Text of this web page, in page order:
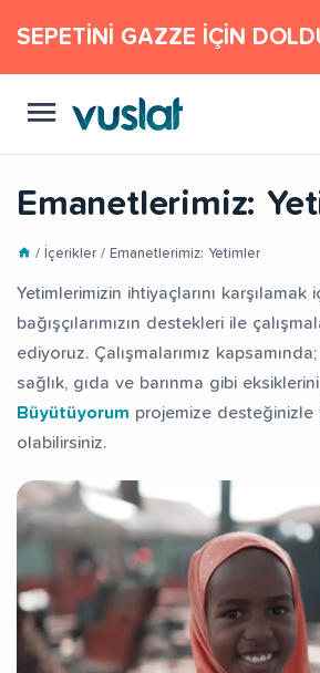
SEPETİNİ GAZZE İÇİN
Emanetlerimiz:
/ İçerikler / Emanetlerimiz: Yetimler
Yetimlerimizin ihtiyaçlarını karşılamak
bağışçılarımızın destekleri ile
ediyoruz. Çalışmalarımız
sağlık, gıda ve barınma gibi
Büyütüyorum projemize desteğinizle
olabilirsiniz.